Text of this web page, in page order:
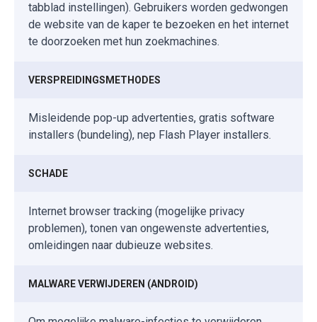
tabblad instellingen). Gebruikers worden gedwongen
de website van de kaper te bezoeken en het internet
te doorzoeken met hun zoekmachines.
VERSPREIDINGSMETHODES
Misleidende pop-up advertenties, gratis software
installers (bundeling), nep Flash Player installers.
SCHADE
Internet browser tracking (mogelijke privacy
problemen), tonen van ongewenste advertenties,
omleidingen naar dubieuze websites.
MALWARE VERWIJDEREN (ANDROID)